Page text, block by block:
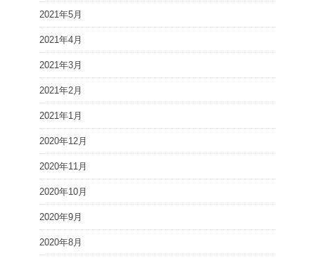
2021年5月
2021年4月
2021年3月
2021年2月
2021年1月
2020年12月
2020年11月
2020年10月
2020年9月
2020年8月